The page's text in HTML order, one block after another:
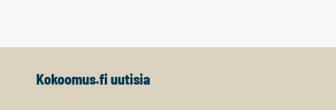
Kokoomus.fi uutisia